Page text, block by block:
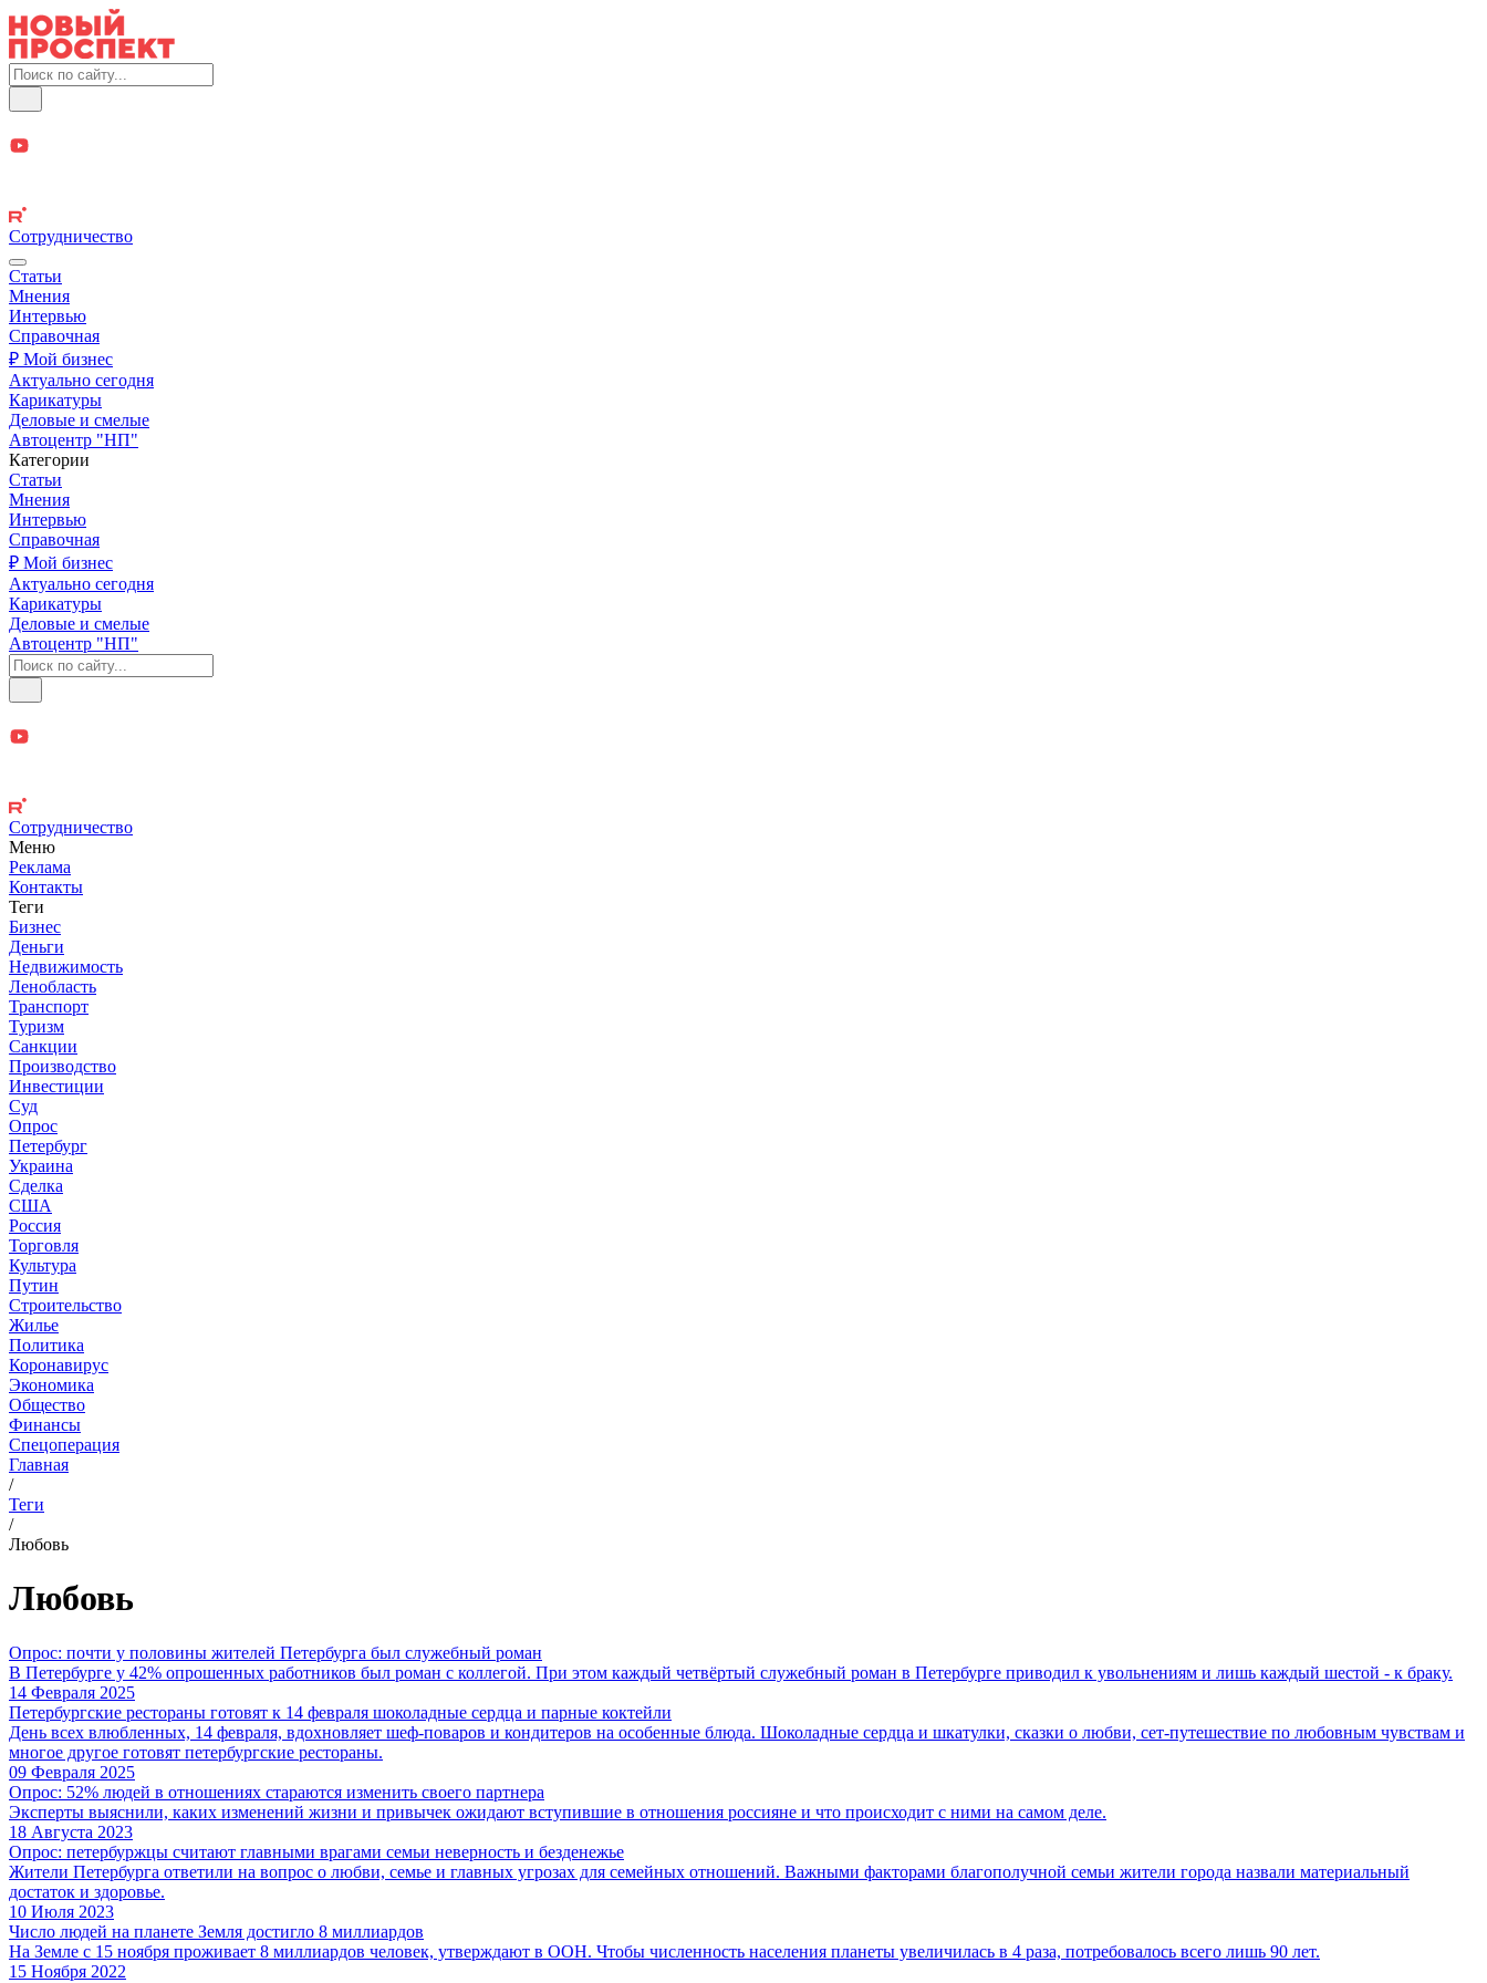
Сотрудничество
Статьи
Мнения
Интервью
Справочная
₽ Мой бизнес
Актуально сегодня
Карикатуры
Деловые и смелые
Автоцентр "НП"
Категории
Статьи
Мнения
Интервью
Справочная
₽ Мой бизнес
Актуально сегодня
Карикатуры
Деловые и смелые
Автоцентр "НП"
Сотрудничество
Меню
Реклама
Контакты
Теги
Бизнес
Деньги
Недвижимость
Ленобласть
Транспорт
Туризм
Санкции
Производство
Инвестиции
Суд
Опрос
Петербург
Украина
Сделка
США
Россия
Торговля
Культура
Путин
Строительство
Жилье
Политика
Коронавирус
Экономика
Общество
Финансы
Спецоперация
Главная
/
Теги
/
Любовь
Любовь
Опрос: почти у половины жителей Петербурга был служебный роман
В Петербурге у 42% опрошенных работников был роман с коллегой. При этом каждый четвёртый служебный роман в Петербурге приводил к увольнениям и лишь каждый шестой - к браку.
14 Февраля 2025
Петербургские рестораны готовят к 14 февраля шоколадные сердца и парные коктейли
День всех влюбленных, 14 февраля, вдохновляет шеф-поваров и кондитеров на особенные блюда. Шоколадные сердца и шкатулки, сказки о любви, сет-путешествие по любовным чувствам и
многое другое готовят петербургские рестораны.
09 Февраля 2025
Опрос: 52% людей в отношениях стараются изменить своего партнера
Эксперты выяснили, каких изменений жизни и привычек ожидают вступившие в отношения россияне и что происходит с ними на самом деле.
18 Августа 2023
Опрос: петербуржцы считают главными врагами семьи неверность и безденежье
Жители Петербурга ответили на вопрос о любви, семье и главных угрозах для семейных отношений. Важными факторами благополучной семьи жители города назвали материальный
достаток и здоровье.
10 Июля 2023
Число людей на планете Земля достигло 8 миллиардов
На Земле с 15 ноября проживает 8 миллиардов человек, утверждают в ООН. Чтобы численность населения планеты увеличилась в 4 раза, потребовалось всего лишь 90 лет.
15 Ноября 2022